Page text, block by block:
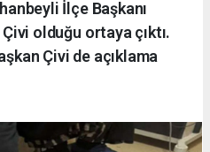
İlçe Başkanı
olduğu ortaya çıktı.
Çivi de açıklama